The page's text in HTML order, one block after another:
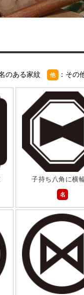
のある家紋 他 ：その
子持ち八角に横
名